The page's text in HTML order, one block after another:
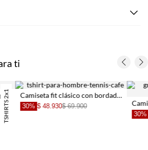
ti
TSHIRTS 2x1
Camiseta regular con mini gráfico de banderas en algodón blanco para hombre 40% $ 49.900